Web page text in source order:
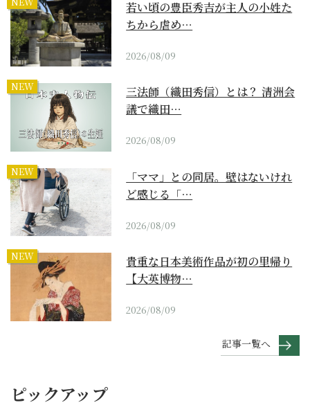
若い頃の豊臣秀吉が主人の小姓た
ちから虐め…
2026/08/09
NEW
三法師（織田秀信）とは？ 清洲会
議で織田…
2026/08/09
NEW
「ママ」との同居。壁はないけれ
ど感じる「…
2026/08/09
NEW
貴重な日本美術作品が初の里帰り
【大英博物…
2026/08/09
記事一覧へ
ピックアップ